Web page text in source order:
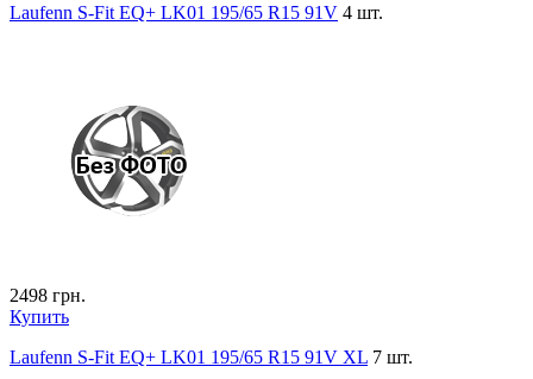
Laufenn S-Fit EQ+ LK01 195/65 R15 91V 4 шт.
2498 грн.
Купить
Laufenn S-Fit EQ+ LK01 195/65 R15 91V XL 7 шт.